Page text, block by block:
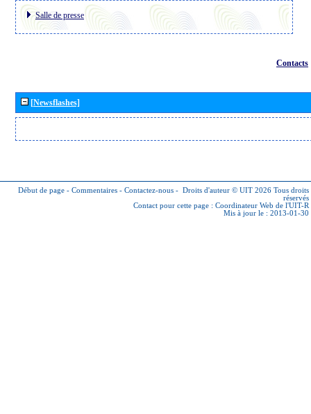
Salle de presse
Contacts
[Newsflashes]
Début de page - Commentaires - Contactez-nous - Droits d'auteur © UIT 2026 Tous droits
réservés
Contact pour cette page : Coordinateur Web de l'UIT-R
Mis à jour le : 2013-01-30